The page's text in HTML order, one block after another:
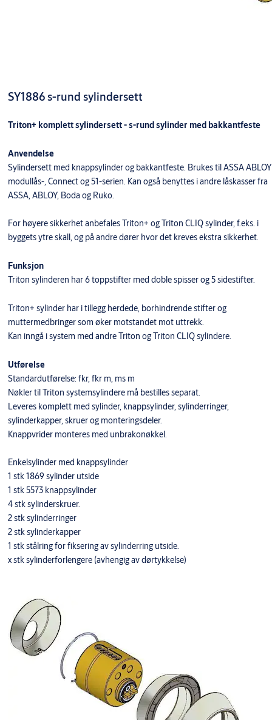
SY1886 s-rund sylindersett
Triton+ komplett sylindersett - s-rund sylinder med bakkantfeste
Anvendelse
Sylindersett med knappsylinder og bakkantfeste. Brukes til ASSA ABLOY
modullås-, Connect og 51-serien. Kan også benyttes i andre låskasser fra
ASSA, ABLOY, Boda og Ruko.
For høyere sikkerhet anbefales Triton+ og Triton CLIQ sylinder, f.eks. i
byggets ytre skall, og på andre dører hvor det kreves ekstra sikkerhet.
Funksjon
Triton sylinderen har 6 toppstifter med doble spisser og 5 sidestifter.
Triton+ sylinder har i tillegg herdede, borhindrende stifter og
muttermedbringer som øker motstandet mot uttrekk.
Kan inngå i system med andre Triton og Triton CLIQ sylindere.
Utførelse
Standardutførelse: fkr, fkr m, ms m
Nøkler til Triton systemsylindere må bestilles separat.
Leveres komplett med sylinder, knappsylinder, sylinderringer,
sylinderkapper, skruer og monteringsdeler.
Knappvrider monteres med unbrakonøkkel.
Enkelsylinder med knappsylinder
1 stk 1869 sylinder utside
1 stk 5573 knappsylinder
4 stk sylinderskruer.
2 stk sylinderringer
2 stk sylinderkapper
1 stk stålring for fiksering av sylinderring utside.
x stk sylinderforlengere (avhengig av dørtykkelse)